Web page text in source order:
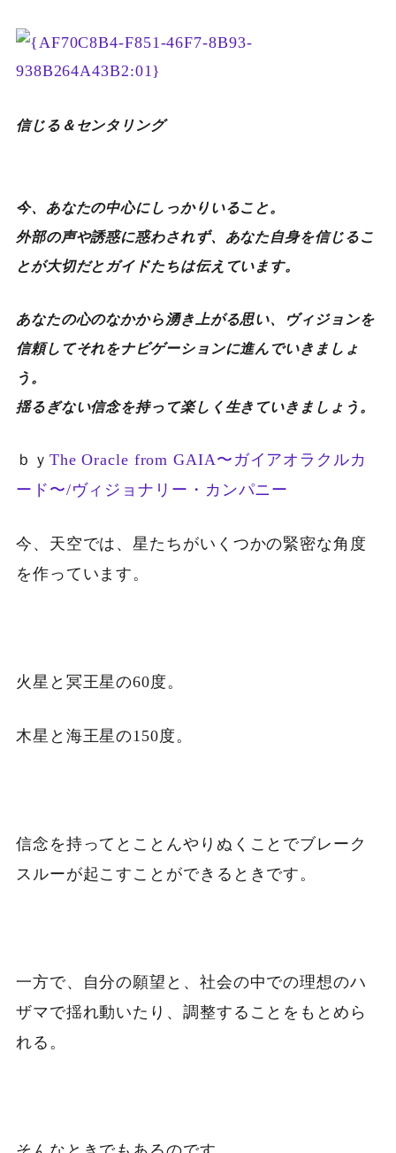
信じる＆センタリング
今、あなたの中心にしっかりいること。
外部の声や誘惑に惑わされず、あなた自身を信じるこ
とが大切だとガイドたちは伝えています。
あなたの心のなかから湧き上がる思い、ヴィジョンを
信頼してそれをナビゲーションに進んでいきましょ
う。
揺るぎない信念を持って楽しく生きていきましょう。
ｂｙ The Oracle from GAIA〜ガイアオラクルカ
ード〜/ヴィジョナリー・カンパニー
今、天空では、星たちがいくつかの緊密な角度
を作っています。
火星と冥王星の60度。
木星と海王星の150度。
信念を持ってとことんやりぬくことでブレーク
スルーが起こすことができるときです。
一方で、自分の願望と、社会の中での理想のハ
ザマで揺れ動いたり、調整することをもとめら
れる。